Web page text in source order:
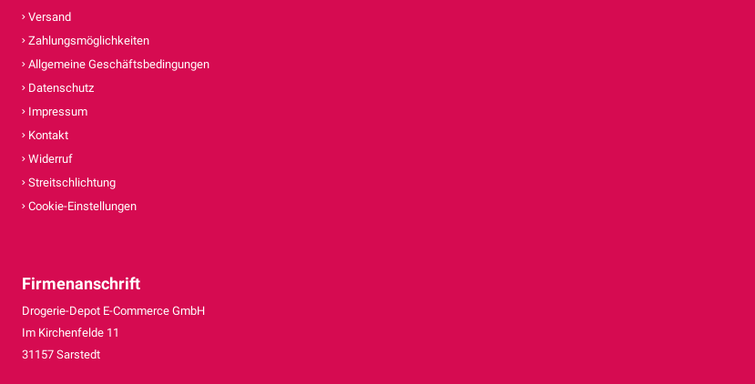
Versand
Zahlungsmöglichkeiten
Allgemeine Geschäftsbedingungen
Datenschutz
Impressum
Kontakt
Widerruf
Streitschlichtung
Cookie-Einstellungen
Firmenanschrift
Drogerie-Depot E-Commerce GmbH
Im Kirchenfelde 11
31157 Sarstedt